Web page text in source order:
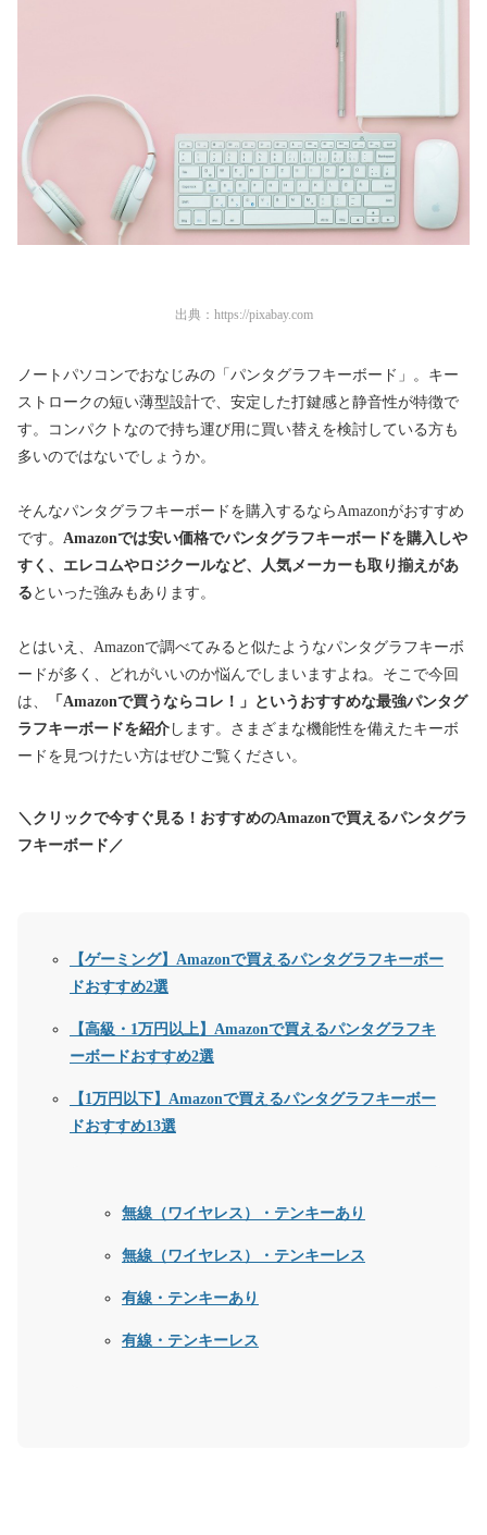
出典： https://pixabay.com
ノートパソコンでおなじみの「パンタグラフキーボード」。キー
ストロークの短い薄型設計で、安定した打鍵感と静音性が特徴で
す。コンパクトなので持ち運び用に買い替えを検討している方も
多いのではないでしょうか。
そんなパンタグラフキーボードを購入するならAmazonがおすすめ
です。 Amazonでは安い価格でパンタグラフキーボードを購入しや
すく、エレコムやロジクールなど、人気メーカーも取り揃えがあ
る といった強みもあります。
とはいえ、Amazonで調べてみると似たようなパンタグラフキーボ
ードが多く、どれがいいのか悩んでしまいますよね。そこで今回
は、
「Amazonで買うならコレ！」というおすすめな最強パンタグ
ラフキーボードを紹介 します。 さまざまな機能性を備えたキーボ
ードを見つけたい方はぜひご覧ください。
＼クリックで今すぐ見る！おすすめのAmazonで買えるパンタグラ
フキーボード／
【ゲーミング】Amazonで買えるパンタグラフキーボー
ドおすすめ2選
【高級・1万円以上】Amazonで買えるパンタグラフキ
ーボードおすすめ2選
【1万円以下】Amazonで買えるパンタグラフキーボー
ドおすすめ13選
無線（ワイヤレス）・テンキーあり
無線（ワイヤレス）・テンキーレス
有線・テンキーあり
有線・テンキーレス